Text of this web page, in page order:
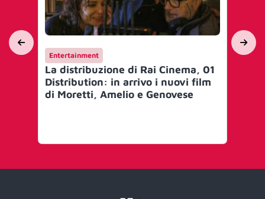
Entertainment
La distribuzione di Rai Cinema, 01
Distribution: in arrivo i nuovi film
di Moretti, Amelio e Genovese